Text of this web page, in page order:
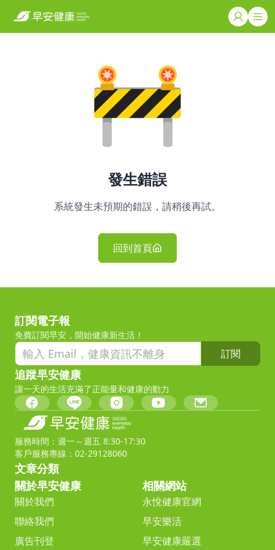
發生錯誤
系統發生未預期的錯誤，請稍後再試。
回到首頁
訂閱電子報
免費訂閱早安，開始健康新生活！
訂閱
追蹤早安健康
讓一天的生活充滿了正能量和健康的動力
服務時間：週一～週五 8:30-17:30
客戶服務專線：02-29128060
文章分類
關於早安健康
關於我們
聯絡我們
廣告刊登
相關網站
永悅健康官網
早安樂活
早安健康嚴選